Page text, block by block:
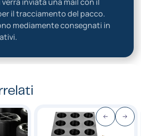
il tracciamento del pacco.
mediamente consegnati in